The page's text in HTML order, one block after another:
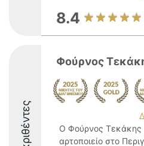
8.4
Φούρνος
Ο Φούρνος Τεκάκης
αρτοποιείο στο